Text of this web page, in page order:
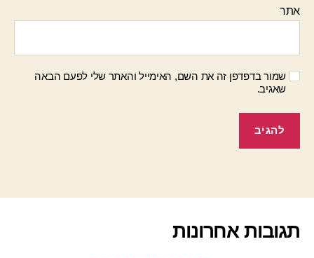
אתר
שמור בדפדפן זה את השם, האימייל והאתר שלי לפעם הבאה
שאגיב.
תגובות אחרונות